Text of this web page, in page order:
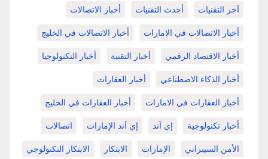
آخر التقنيات أحدث التقنيات أخبار الاتصالات
أخبار الاتصالات في الامارات أخبار الاتصالات في الخليج
أخبار الاقتصاد الرقمي أخبار التقنية أخبار التكنولوجيا
أخبار الذكاء الاصطناعي أخبار العقارات
أخبار العقارات في الامارات أخبار العقارات في الخليج
أخبار تكنولوجية إي آند إي آند الإمارات اتصالات
الأمن السيبراني الإمارات الابتكار الابتكار التكنولوجي